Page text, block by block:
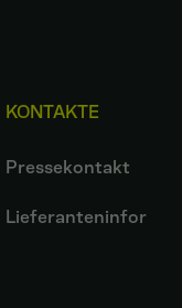
KONTAKTE
Pressekontakt